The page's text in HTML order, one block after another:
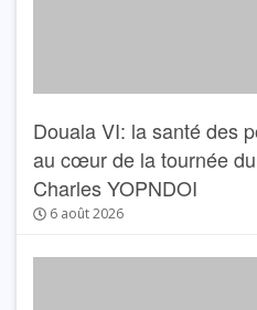
Douala VI: la santé des
au cœur de la tournée
Charles YOPNDOI
6 août 2026